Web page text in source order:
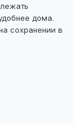
дома.
сохранении в